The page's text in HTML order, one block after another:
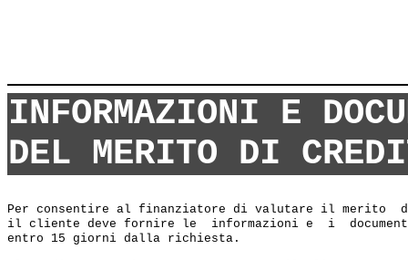
INFORMAZIONI E
DEL MERITO DI
Per consentire al finanziatore di valutare il merito
il cliente deve fornire le  informazioni e  i
entro 15 giorni dalla richiesta.